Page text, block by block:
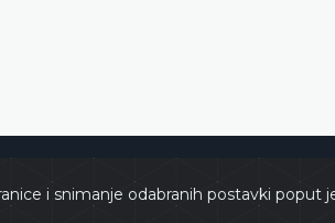
i snimanje odabranih postavki poput